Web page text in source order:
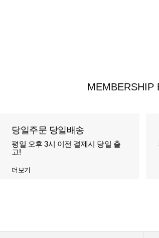
MEMBERSHIP
당일주문 당일배송
평일 오후 3시 이전 결제시 당일 출
고!
더보기